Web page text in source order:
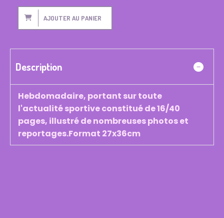
AJOUTER AU PANIER
Description
Hebdomadaire, portant sur toute
l'actualité sportive constitué de 16/40
pages, illustré de nombreuses photos et
reportages.Format 27x36cm